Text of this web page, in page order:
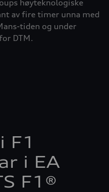
høyteknologiske
av fire timer unna med
tiden og under
DTM.
F1
i EA
F1®